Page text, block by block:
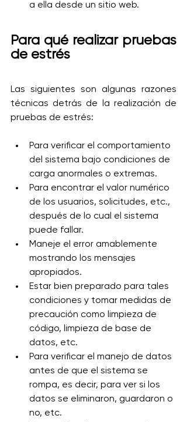
a ella desde un sitio web.
Para qué realizar pruebas
de estrés
Las siguientes son algunas razones
técnicas detrás de la realización de
pruebas de estrés:
Para verificar el comportamiento
del sistema bajo condiciones de
carga anormales o extremas.
Para encontrar el valor numérico
de los usuarios, solicitudes, etc.,
después de lo cual el sistema
puede fallar.
Maneje el error amablemente
mostrando los mensajes
apropiados.
Estar bien preparado para tales
condiciones y tomar medidas de
precaución como limpieza de
código, limpieza de base de
datos, etc.
Para verificar el manejo de datos
antes de que el sistema se
rompa, es decir, para ver si los
datos se eliminaron, guardaron o
no, etc.